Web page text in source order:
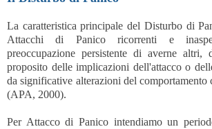
La caratteristica principale del Disturbo di
Attacchi di Panico ricorrenti e
preoccupazione persistente di averne altri,
proposito delle implicazioni dell'attacco o
da significative alterazioni del comportamento
(APA, 2000).
Per Attacco di Panico intendiamo un